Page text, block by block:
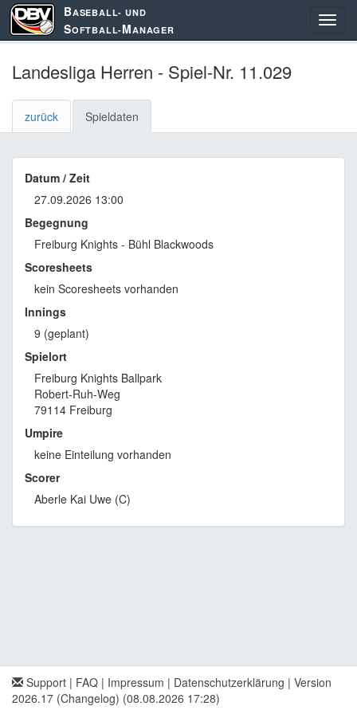
BASEBALL- UND
SOFTBALL-MANAGER
Landesliga Herren - Spiel-Nr. 11.029
zurück Spieldaten
Datum / Zeit
27.09.2026 13:00
Begegnung
Freiburg Knights - Bühl Blackwoods
Scoresheets
kein Scoresheets vorhanden
Innings
9 (geplant)
Spielort
Freiburg Knights Ballpark
Robert-Ruh-Weg
79114 Freiburg
Umpire
keine Einteilung vorhanden
Scorer
Aberle Kai Uwe (C)
Support | FAQ | Impressum | Datenschutzerklärung | Version
2026.17 (Changelog) (08.08.2026 17:28)